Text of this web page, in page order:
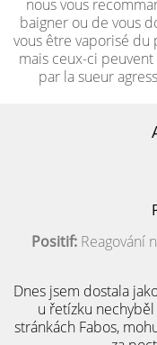
nous vous
baigner ou de vous
vous être vaporisé du
mais ceux-ci
par la sueur
Positif: Reagování
Dnes jsem dostala
u řetízku
stránkách Fabos,